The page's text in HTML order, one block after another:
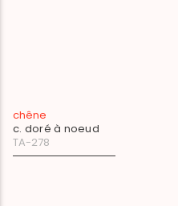
chêne
c. doré à noeud
TA-278